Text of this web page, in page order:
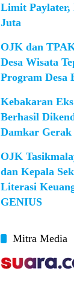
Limit Paylater,
Juta
OJK dan
Desa Wisata
Program Desa
Kebakaran
Berhasil
Damkar Gerak
OJK
dan Kepala
Literasi
GENIUS
Mitra Media